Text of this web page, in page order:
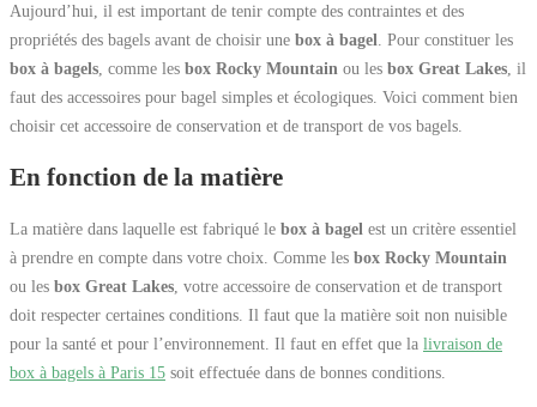
Aujourd’hui, il est important de tenir compte des contraintes et des
propriétés des bagels avant de choisir une box à bagel . Pour constituer les
box à bagels , comme les box Rocky Mountain ou les box Great Lakes , il
faut des accessoires pour bagel simples et écologiques. Voici comment bien
choisir cet accessoire de conservation et de transport de vos bagels.
En fonction de la matière
La matière dans laquelle est fabriqué le box à bagel est un critère essentiel
à prendre en compte dans votre choix. Comme les box Rocky Mountain
ou les box Great Lakes , votre accessoire de conservation et de transport
doit respecter certaines conditions. Il faut que la matière soit non nuisible
pour la santé et pour l’environnement. Il faut en effet que la livraison de
box à bagels à Paris 15 soit effectuée dans de bonnes conditions.